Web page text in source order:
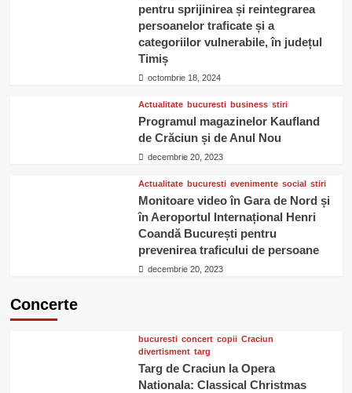
pentru sprijinirea și reintegrarea
persoanelor traficate și a
categoriilor vulnerabile, în județul
Timiș
octombrie 18, 2024
Actualitate bucuresti business stiri
Programul magazinelor Kaufland
de Crăciun și de Anul Nou
decembrie 20, 2023
Actualitate bucuresti evenimente social stiri
Monitoare video în Gara de Nord și
în Aeroportul Internațional Henri
Coandă București pentru
prevenirea traficului de persoane
decembrie 20, 2023
Concerte
bucuresti concert copii Craciun
divertisment targ
Targ de Craciun la Opera
Nationala: Classical Christmas